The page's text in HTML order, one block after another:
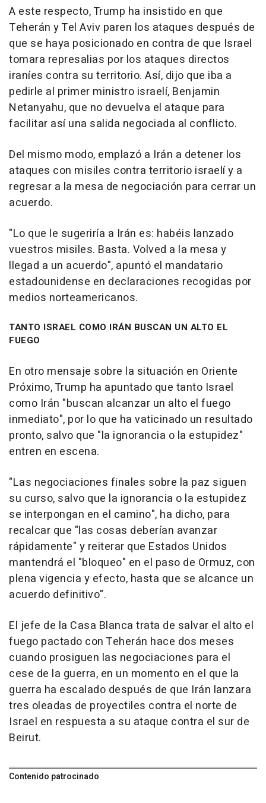
A este respecto, Trump ha insistido en que
Teherán y Tel Aviv paren los ataques después de
que se haya posicionado en contra de que Israel
tomara represalias por los ataques directos
iraníes contra su territorio. Así, dijo que iba a
pedirle al primer ministro israelí, Benjamin
Netanyahu, que no devuelva el ataque para
facilitar así una salida negociada al conflicto.
Del mismo modo, emplazó a Irán a detener los
ataques con misiles contra territorio israelí y a
regresar a la mesa de negociación para cerrar un
acuerdo.
"Lo que le sugeriría a Irán es: habéis lanzado
vuestros misiles. Basta. Volved a la mesa y
llegad a un acuerdo", apuntó el mandatario
estadounidense en declaraciones recogidas por
medios norteamericanos.
TANTO ISRAEL COMO IRÁN BUSCAN UN ALTO EL
FUEGO
En otro mensaje sobre la situación en Oriente
Próximo, Trump ha apuntado que tanto Israel
como Irán "buscan alcanzar un alto el fuego
inmediato", por lo que ha vaticinado un resultado
pronto, salvo que "la ignorancia o la estupidez"
entren en escena.
"Las negociaciones finales sobre la paz siguen
su curso, salvo que la ignorancia o la estupidez
se interpongan en el camino", ha dicho, para
recalcar que "las cosas deberían avanzar
rápidamente" y reiterar que Estados Unidos
mantendrá el "bloqueo" en el paso de Ormuz, con
plena vigencia y efecto, hasta que se alcance un
acuerdo definitivo".
El jefe de la Casa Blanca trata de salvar el alto el
fuego pactado con Teherán hace dos meses
cuando prosiguen las negociaciones para el
cese de la guerra, en un momento en el que la
guerra ha escalado después de que Irán lanzara
tres oleadas de proyectiles contra el norte de
Israel en respuesta a su ataque contra el sur de
Beirut.
Contenido patrocinado